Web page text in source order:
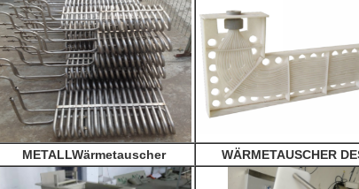
METALLWärmetauscher WÄRMETAUSCHER